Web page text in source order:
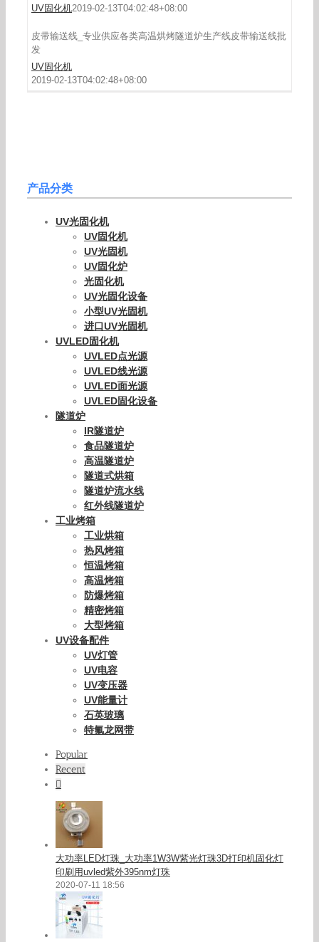
UV固化机2019-02-13T04:02:48+08:00
皮带输送线_专业供应各类高温烘烤隧道炉生产线皮带输送线批
发
UV固化机
2019-02-13T04:02:48+08:00
产品分类
UV光固化机
UV固化机
UV光固机
UV固化炉
光固化机
UV光固化设备
小型UV光固机
进口UV光固机
UVLED固化机
UVLED点光源
UVLED线光源
UVLED面光源
UVLED固化设备
隧道炉
IR隧道炉
食品隧道炉
高温隧道炉
隧道式烘箱
隧道炉流水线
红外线隧道炉
工业烤箱
工业烘箱
热风烤箱
恒温烤箱
高温烤箱
防爆烤箱
精密烤箱
大型烤箱
UV设备配件
UV灯管
UV电容
UV变压器
UV能量计
石英玻璃
特氟龙网带
Popular
Recent
大功率LED灯珠_大功率1W3W紫光灯珠3D打印机固化灯
印刷用uvled紫外395nm灯珠
2020-07-11 18:56